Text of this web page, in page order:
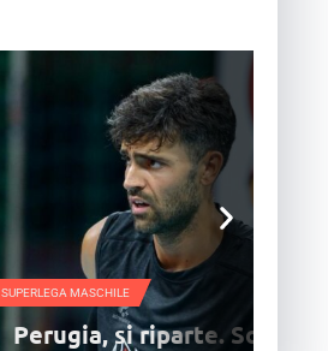
SUPERLEGA MASCHILE
Perugia, si riparte. Solè: “Il